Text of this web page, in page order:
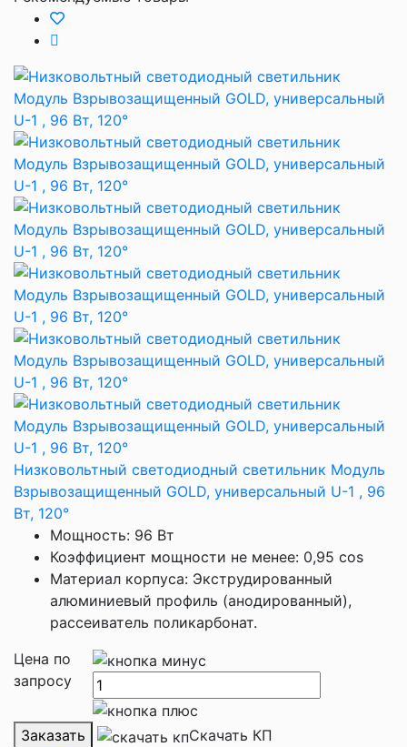
Низковольтный светодиодный светильник Модуль
Взрывозащищенный GOLD, универсальный U-1 , 96
Вт, 120°
Мощность: 96 Вт
Коэффициент мощности не менее: 0,95 cos
Материал корпуса: Экструдированный
алюминиевый профиль (анодированный),
рассеиватель поликарбонат.
Цена по
запросу
Заказать Скачать КП